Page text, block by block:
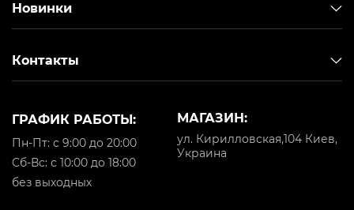
Новинки
Контакты
МАГАЗИН:
ул. Кирилловская,104 Киев,
Украина
ГРАФИК РАБОТЫ:
Пн-Пт: с 9:00 до 20:00
Cб-Вс: с 10:00 до 18:00
без выходных